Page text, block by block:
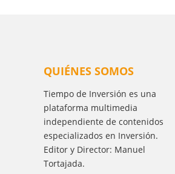
QUIÉNES SOMOS
Tiempo de Inversión es una
plataforma multimedia
independiente de contenidos
especializados en Inversión.
Editor y Director: Manuel
Tortajada.